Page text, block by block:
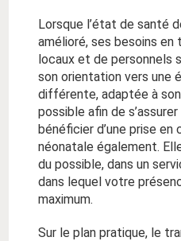
Lorsque l’état de santé
amélioré, ses besoins
locaux et de personnels
son orientation vers une
différente, adaptée à
possible afin de
bénéficier d’une prise en
néonatale également.
du possible, dans un
dans lequel votre
maximum.
Sur le plan pratique, le